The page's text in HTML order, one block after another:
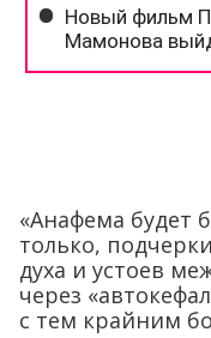
«Анафема будет
только,
духа и устоев
через
с тем крайним